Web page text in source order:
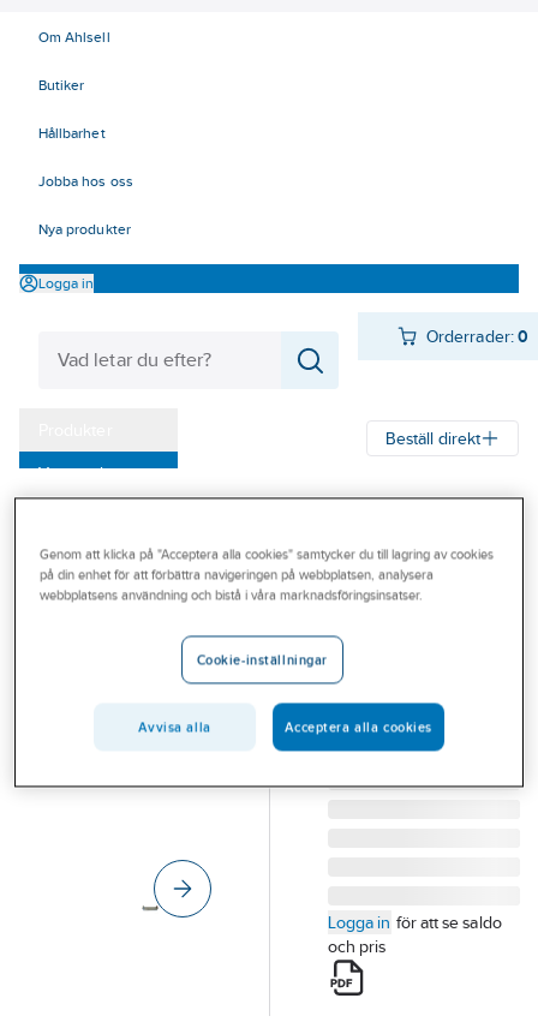
Om Ahlsell
Butiker
Hållbarhet
Jobba hos oss
Nya produkter
Logga in
Orderrader:0
Varumärken
Outlet
Branscher
Beställ direkt
PA-SO
RAMPSTEG PA-SO
920X330X220MM
Lev. artikelnr: 7001
Logga in för att se saldo
och pris
Genom att klicka på "Acceptera alla cookies" samtycker du till lagring av cookies
på din enhet för att förbättra navigeringen på webbplatsen, analysera
webbplatsens användning och bistå i våra marknadsföringsinsatser.
Cookie-inställningar
Avvisa alla Acceptera alla cookies